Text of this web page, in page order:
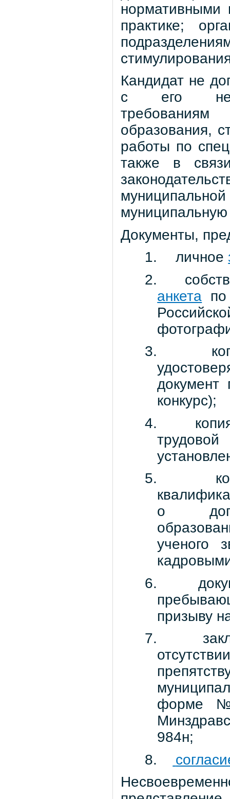
нормативными
практике;
Кандидат не
с его
образования,
работы по
также в
Документы,
1.
личное
2.
анкета
3.
документ
конкурс);
4.
5.
о
ученого
6.
призыву
7.
форме №
984н;
8.